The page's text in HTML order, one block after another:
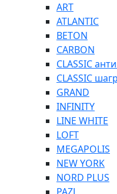
ART
ATLANTIC
BETON
CARBON
CLASSIC
CLASSIC
GRAND
INFINITY
LINE WHITE
LOFT
MEGAPOLIS
NEW YORK
NORD PLUS